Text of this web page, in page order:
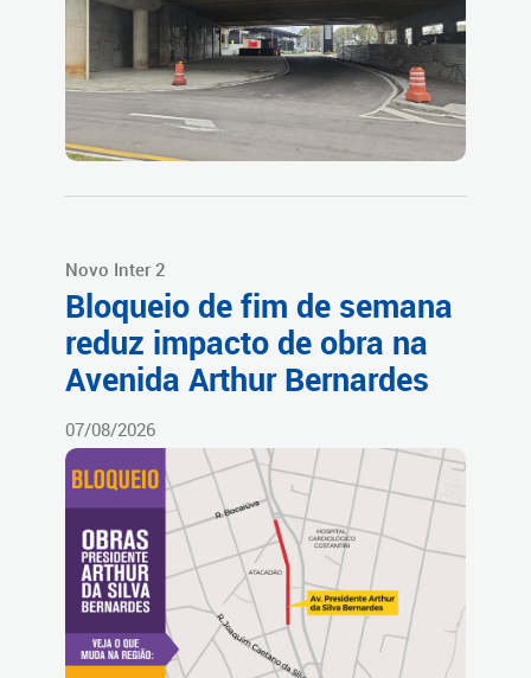
Novo Inter 2
Bloqueio de fim de semana
reduz impacto de obra na
Avenida Arthur Bernardes
07/08/2026